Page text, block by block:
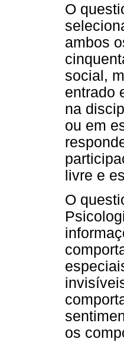
O
ambos
social,
entrado
na
ou em
livre e
O
os